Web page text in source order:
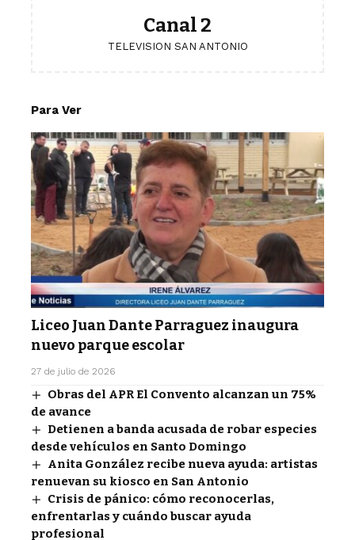
Canal 2
TELEVISION SAN ANTONIO
Para Ver
Liceo Juan Dante Parraguez inaugura
nuevo parque escolar
27 de julio de 2026
Obras del APR El Convento alcanzan un 75%
de avance
Detienen a banda acusada de robar especies
desde vehículos en Santo Domingo
Anita González recibe nueva ayuda: artistas
renuevan su kiosco en San Antonio
Crisis de pánico: cómo reconocerlas,
enfrentarlas y cuándo buscar ayuda
profesional